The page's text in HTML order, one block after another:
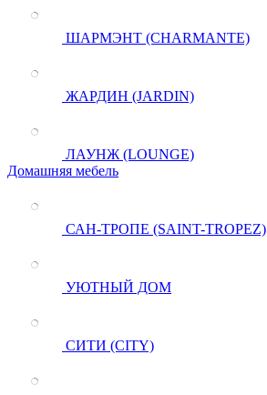
ШАРМЭНТ (CHARMANTE)
ЖАРДИН (JARDIN)
ЛАУНЖ (LOUNGE)
Домашняя мебель
САН-ТРОПЕ (SAINT-TROPEZ)
УЮТНЫЙ ДОМ
СИТИ (CITY)